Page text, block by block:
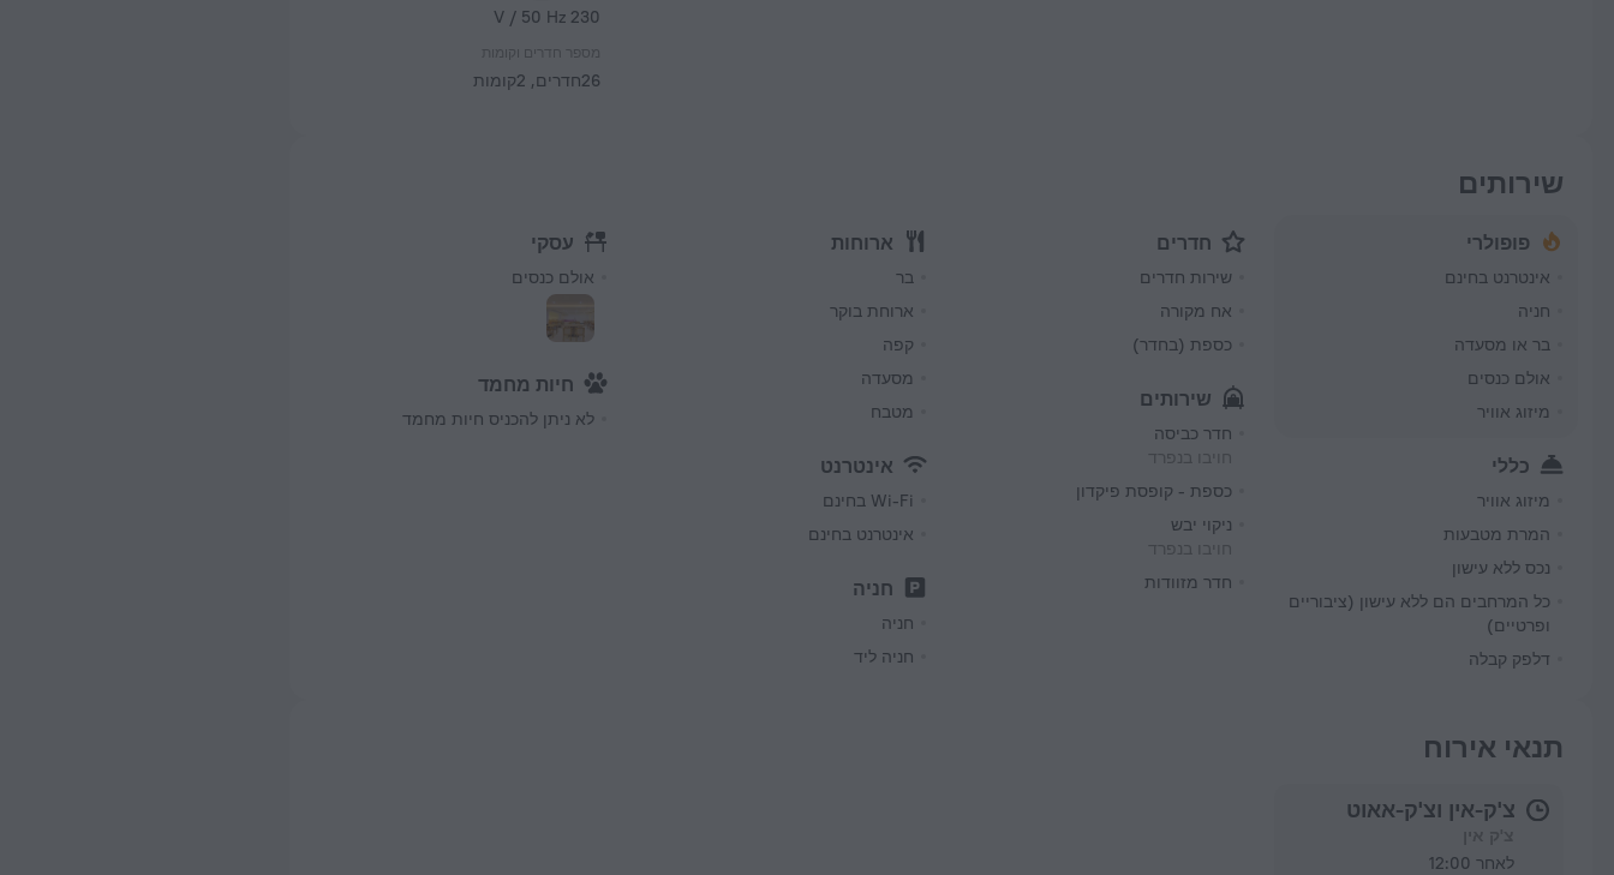
230 V / 50 Hz
מספר חדרים וקומות
26חדרים, 2קומות
שירותים
פופולרי
אינטרנט בחינם
חניה
בר או מסעדה
אולם כנסים
מיזוג אוויר
כללי
מיזוג אוויר
המרת מטבעות
נכס ללא עישון
כל המרחבים הם ללא עישון (ציבוריים
ופרטיים)
דלפק קבלה
חדרים
שירות חדרים
אח מקורה
כספת (בחדר)
שירותים
חדר כביסה
חויבו בנפרד
כספת - קופסת פיקדון
ניקוי יבש
חויבו בנפרד
חדר מזוודות
ארוחות
בר
ארוחת בוקר
קפה
מסעדה
מטבח
אינטרנט
Wi-Fi בחינם
אינטרנט בחינם
חניה
חניה
חניה ליד
עסקי
אולם כנסים
חיות מחמד
לא ניתן להכניס חיות מחמד
תנאי אירוח
צ'ק-אין וצ'ק-אאוט
לאחר 12:00